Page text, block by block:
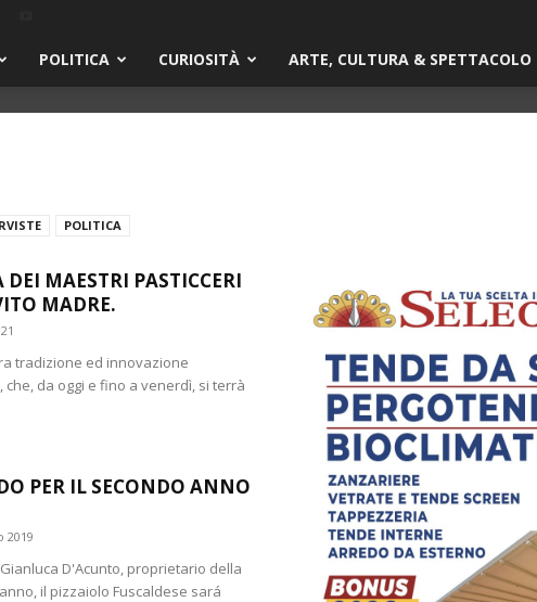
POLITICA CURIOSITÀ ARTE, CULTURA & SPETTACOLO
POLITICA
MAESTRI PASTICCERI
MADRE.
tradizione ed innovazione
che, da oggi e fino a venerdì, si terrà
PER IL SECONDO ANNO
2019
D'Acunto, proprietario della
il pizzaiolo Fuscaldese sará